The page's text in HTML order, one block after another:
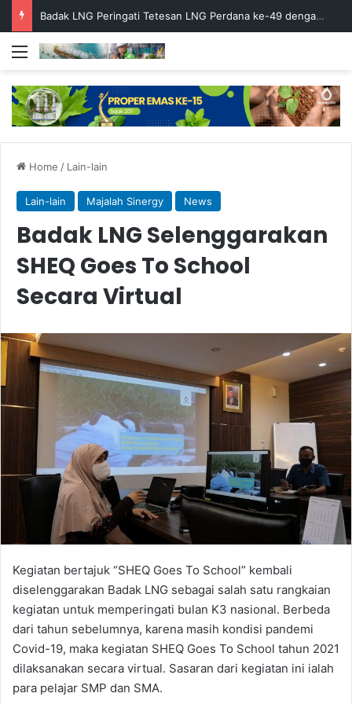
Badak LNG Peringati Tetesan LNG Perdana ke-49 dengan Doa Bersama
Menu
Home / Lain-lain
Lain-lain Majalah Sinergy News
Badak LNG Selenggarakan
SHEQ Goes To School
Secara Virtual
Kegiatan bertajuk “SHEQ Goes To School” kembali
diselenggarakan Badak LNG sebagai salah satu rangkaian
kegiatan untuk memperingati bulan K3 nasional. Berbeda
dari tahun sebelumnya, karena masih kondisi pandemi
Covid-19, maka kegiatan SHEQ Goes To School tahun 2021
dilaksanakan secara virtual. Sasaran dari kegiatan ini ialah
para pelajar SMP dan SMA.